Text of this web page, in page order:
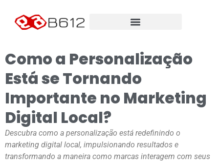
Como a Personalização
Está se Tornando
Importante no Marketing
Digital Local?
Descubra como a personalização está redefinindo o
marketing digital local, impulsionando resultados e
transformando a maneira como marcas interagem com seus